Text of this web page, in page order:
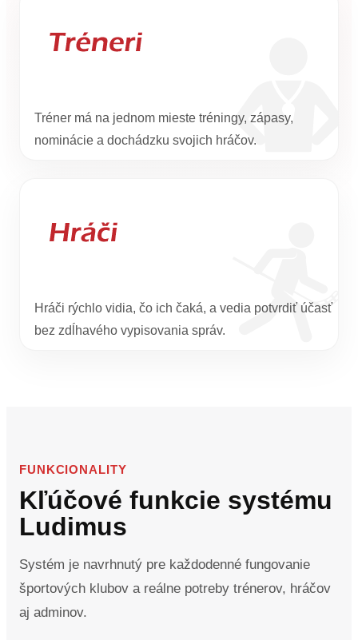
Tréner má na jednom mieste tréningy, zápasy,
nominácie a dochádzku svojich hráčov.
Hráči rýchlo vidia, čo ich čaká, a vedia potvrdiť účasť
bez zdĺhavého vypisovania správ.
FUNKCIONALITY
Kľúčové funkcie systému
Ludimus
Systém je navrhnutý pre každodenné fungovanie
športových klubov a reálne potreby trénerov, hráčov
aj adminov.